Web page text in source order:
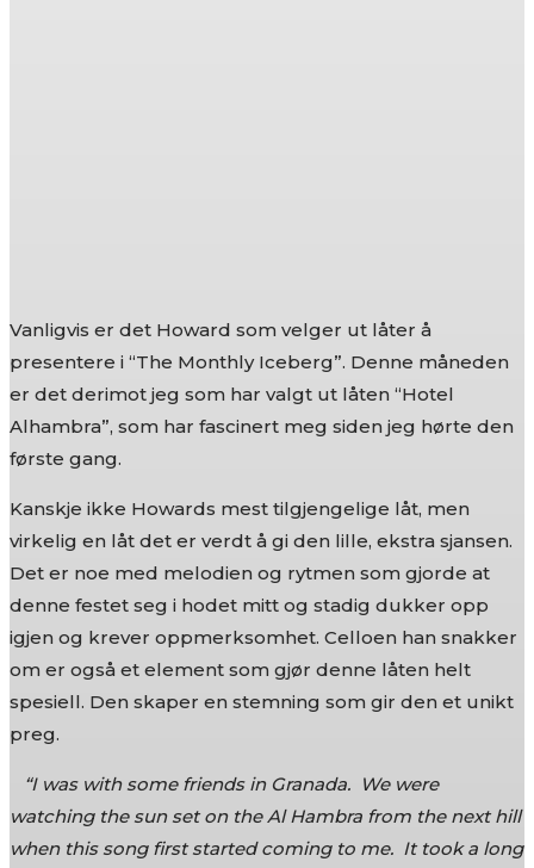
Vanligvis er det Howard som velger ut låter å
presentere i “The Monthly Iceberg”. Denne måneden
er det derimot jeg som har valgt ut låten “Hotel
Alhambra”, som har fascinert meg siden jeg hørte den
første gang.
Kanskje ikke Howards mest tilgjengelige låt, men
virkelig en låt det er verdt å gi den lille, ekstra sjansen.
Det er noe med melodien og rytmen som gjorde at
denne festet seg i hodet mitt og stadig dukker opp
igjen og krever oppmerksomhet. Celloen han snakker
om er også et element som gjør denne låten helt
spesiell. Den skaper en stemning som gir den et unikt
preg.
“I was with some friends in Granada. We were
watching the sun set on the Al Hambra from the next hill
when this song first started coming to me. It took a long